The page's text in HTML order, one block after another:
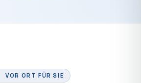
VOR ORT FÜR SIE